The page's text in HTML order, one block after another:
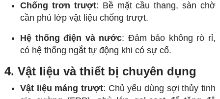
Chống trơn trượt: Bề mặt cầu thang, sàn chờ
cần phủ lớp vật liệu chống trượt.
Hệ thống điện và nước: Đảm bảo không rò rỉ,
có hệ thống ngắt tự động khi có sự cố.
4. Vật liệu và thiết bị chuyên dụng
Vật liệu máng trượt: Chủ yếu dùng sợi thủy tinh